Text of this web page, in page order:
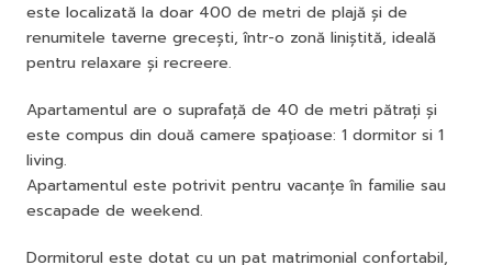
este localizată la doar 400 de metri de plajă și de
renumitele taverne grecești, într-o zonă liniștită, ideală
pentru relaxare și recreere.
Apartamentul are o suprafață de 40 de metri pătrați și
este compus din două camere spațioase: 1 dormitor si 1
living.
Apartamentul este potrivit pentru vacanțe în familie sau
escapade de weekend.
Dormitorul este dotat cu un pat matrimonial confortabil,